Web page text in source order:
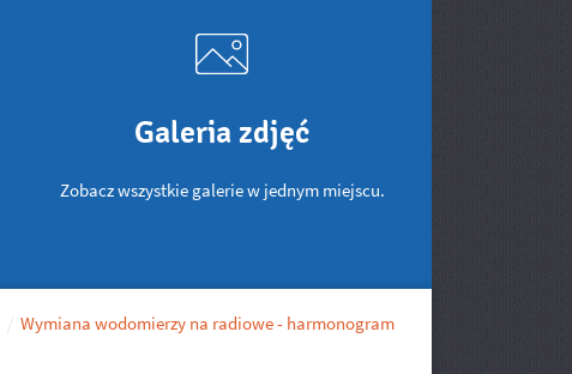
Galeria zdjęć
Zobacz wszystkie galerie w jednym miejscu.
Wymiana wodomierzy na radiowe - harmonogram